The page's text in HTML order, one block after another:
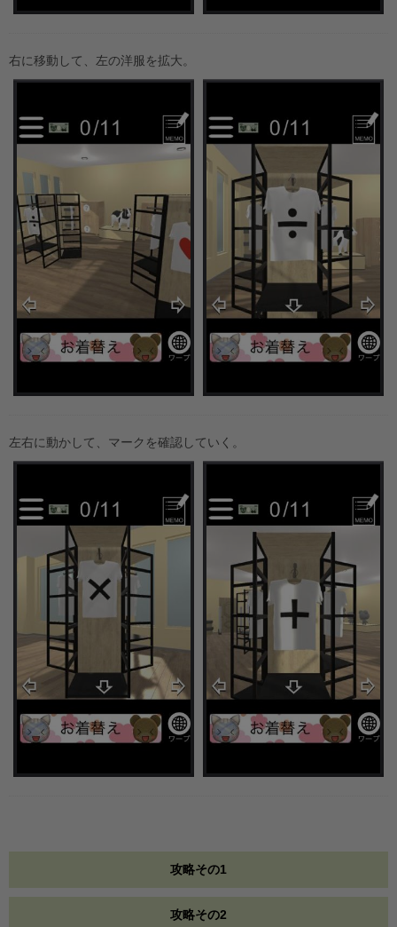
右に移動して、左の洋服を拡大。
左右に動かして、マークを確認していく。
攻略その1
攻略その2